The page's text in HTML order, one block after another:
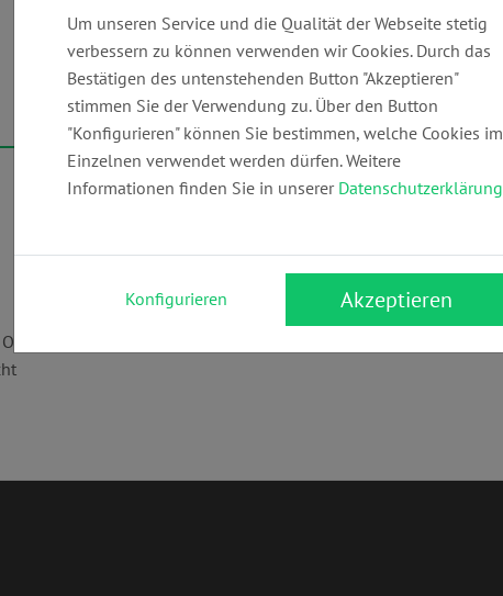
E-Mail:
info@kanzlei-wietelmann.de
Ordnungswidrigkeitenrecht & Bußgeld
Um unseren Service und die Qualität der Webseite stetig
verbessern zu können verwenden wir Cookies. Durch das
Bestätigen des untenstehenden Button "Akzeptieren"
stimmen Sie der Verwendung zu. Über den Button
"Konfigurieren" können Sie bestimmen, welche Cookies im
Einzelnen verwendet werden dürfen. Weitere
Informationen finden Sie in unserer Datenschutzerklärung
Konfigurieren Akzeptieren